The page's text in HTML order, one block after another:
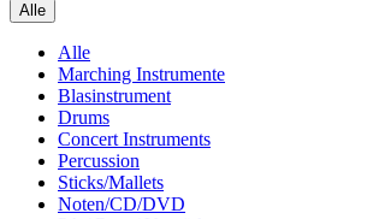
Alle
Alle
Marching Instrumente
Blasinstrument
Drums
Concert Instruments
Percussion
Sticks/Mallets
Noten/CD/DVD